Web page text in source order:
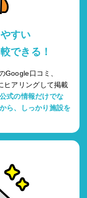
すい
できる！
Google口コミ、
ヒアリングして掲載
公式の情報だけでな
ら、しっかり施設を